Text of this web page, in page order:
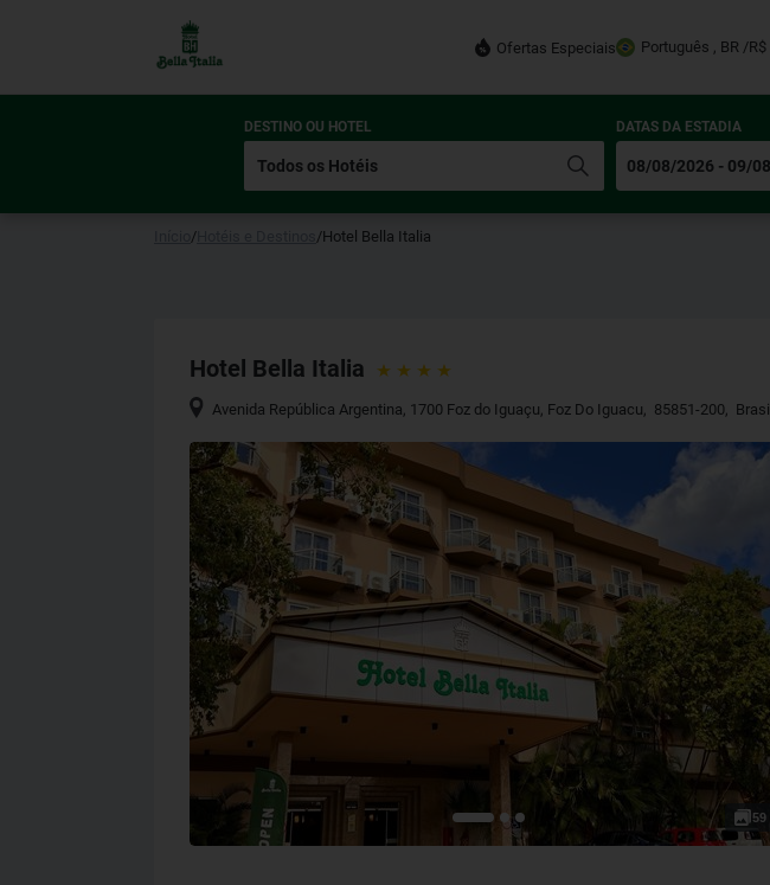
Ofertas Especiais Português , BR /R$
DESTINO OU HOTEL DATAS DA ESTADIA
/ /Hotel Bella Italia
Hotel Bella Italia
Avenida República Argentina, 1700 Foz do Iguaçu, Foz Do Iguacu, 85851-200, Brasil
59